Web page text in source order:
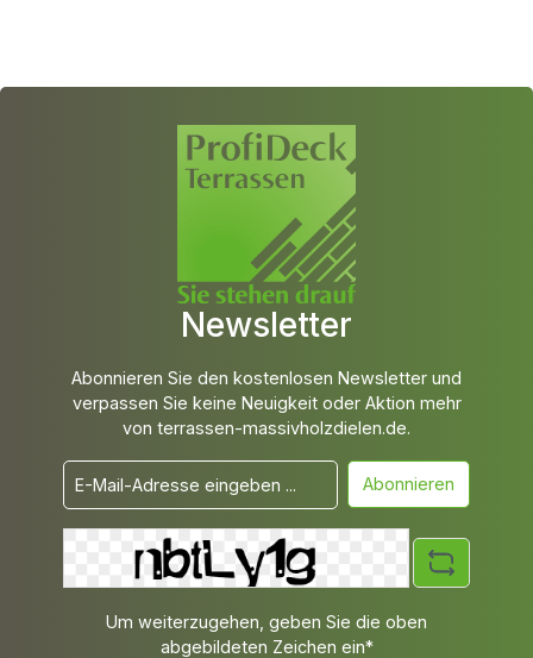
Newsletter
Abonnieren Sie den kostenlosen Newsletter und
verpassen Sie keine Neuigkeit oder Aktion mehr
von terrassen-massivholzdielen.de.
Abonnieren
Um weiterzugehen, geben Sie die oben
abgebildeten Zeichen ein*